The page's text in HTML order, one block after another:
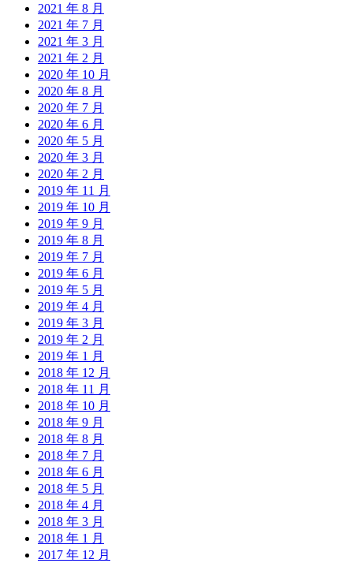
2021 年 8 月
2021 年 7 月
2021 年 3 月
2021 年 2 月
2020 年 10 月
2020 年 8 月
2020 年 7 月
2020 年 6 月
2020 年 5 月
2020 年 3 月
2020 年 2 月
2019 年 11 月
2019 年 10 月
2019 年 9 月
2019 年 8 月
2019 年 7 月
2019 年 6 月
2019 年 5 月
2019 年 4 月
2019 年 3 月
2019 年 2 月
2019 年 1 月
2018 年 12 月
2018 年 11 月
2018 年 10 月
2018 年 9 月
2018 年 8 月
2018 年 7 月
2018 年 6 月
2018 年 5 月
2018 年 4 月
2018 年 3 月
2018 年 1 月
2017 年 12 月